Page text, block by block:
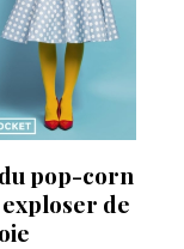
pop-corn
de